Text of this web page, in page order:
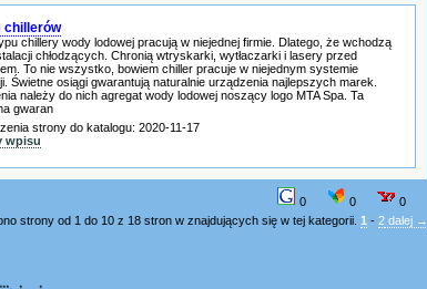
chillerów
chillery wody lodowej pracują w niejednej firmie. Dlatego, że wchodzą
chłodzących. Chronią wtryskarki, wytłaczarki i lasery przed
To nie wszystko, bowiem chiller pracuje w niejednym systemie
Świetne osiągi gwarantują naturalnie urządzenia najlepszych marek.
należy do nich agregat wody lodowej noszący logo MTA Spa. Ta
gwaran
strony do katalogu: 2020-11-17
wpisu
0 0
0
strony od 1 do 10 z 18 stron w znajdujących się w tej kategorii. 1 - 2 dalej →